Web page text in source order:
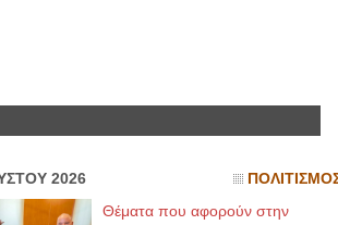
2026
Θέματα που αφορούν στην